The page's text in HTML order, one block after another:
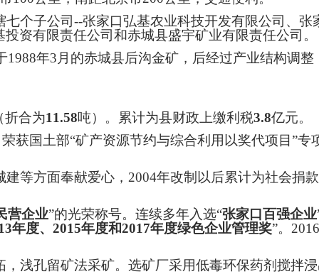
个子公司--张家口弘基农业科技开发有限公司、
资有限责任公司和赤城县盛宇矿业有限责任公司。
年3月的赤城县后沟金矿，后经过产业结构调
折合为11.58吨）。累计为县财政上缴利税3.8亿元。
获国土部“矿产资源节约与综合利用以奖代项目”专
等方面奉献爱心， 2004年改制以后累计为社会捐
营企业”的光荣称号。连续多年入选“张家口百强企业
年度、2015年度和2017年度绿色企业管理奖”。
浅孔留矿法采矿。选矿厂采用低毒环保药剂搅拌